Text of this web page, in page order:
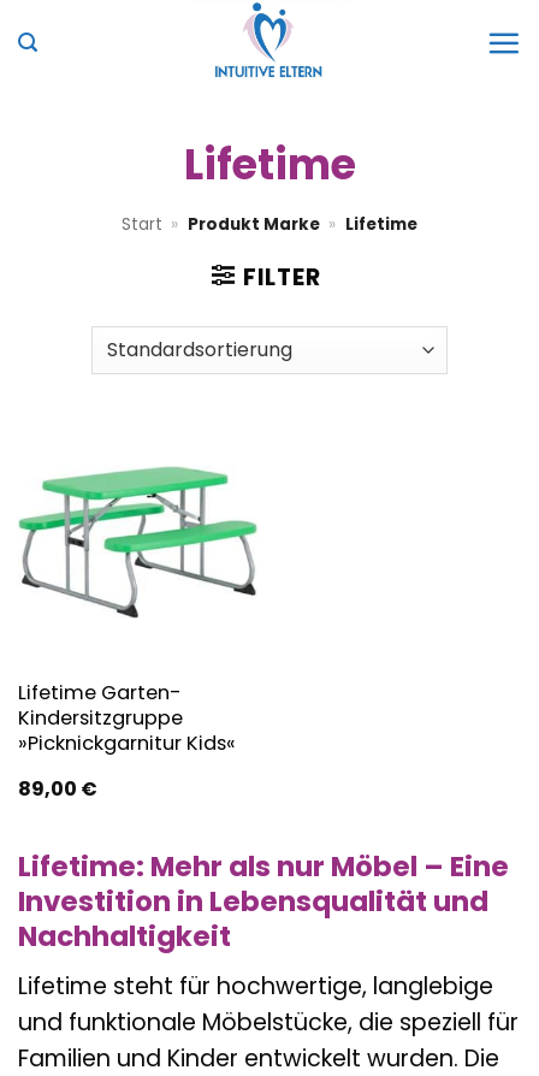
Inhalt
Lifetime
Start » Produkt Marke » Lifetime
FILTER
Lifetime Garten-
Kindersitzgruppe
»Picknickgarnitur Kids«
89,00 €
Lifetime: Mehr als nur Möbel – Eine
Investition in Lebensqualität und
Nachhaltigkeit
Lifetime steht für hochwertige, langlebige
und funktionale Möbelstücke, die speziell für
Familien und Kinder entwickelt wurden. Die